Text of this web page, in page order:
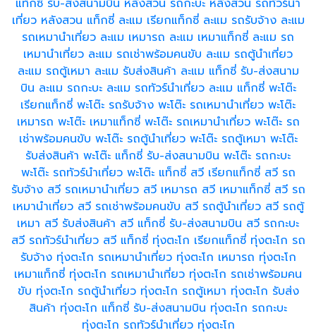
แท็กซี่ รับ-ส่งสนามบิน หลังสวน รถกะบะ หลังสวน รถทัวร์นำ
เที่ยว หลังสวน แท็กซี่ ละแม เรียกแท็กซี่ ละแม รถรับจ้าง ละแม
รถเหมานำเที่ยว ละแม เหมารถ ละแม เหมาแท็กซี่ ละแม รถ
เหมานำเที่ยว ละแม รถเช่าพร้อมคนขับ ละแม รถตู้นำเที่ยว
ละแม รถตู้เหมา ละแม รับส่งสินค้า ละแม แท็กซี่ รับ-ส่งสนาม
บิน ละแม รถกะบะ ละแม รถทัวร์นำเที่ยว ละแม แท็กซี่ พะโต๊ะ
เรียกแท็กซี่ พะโต๊ะ รถรับจ้าง พะโต๊ะ รถเหมานำเที่ยว พะโต๊ะ
เหมารถ พะโต๊ะ เหมาแท็กซี่ พะโต๊ะ รถเหมานำเที่ยว พะโต๊ะ รถ
เช่าพร้อมคนขับ พะโต๊ะ รถตู้นำเที่ยว พะโต๊ะ รถตู้เหมา พะโต๊ะ
รับส่งสินค้า พะโต๊ะ แท็กซี่ รับ-ส่งสนามบิน พะโต๊ะ รถกะบะ
พะโต๊ะ รถทัวร์นำเที่ยว พะโต๊ะ แท็กซี่ สวี เรียกแท็กซี่ สวี รถ
รับจ้าง สวี รถเหมานำเที่ยว สวี เหมารถ สวี เหมาแท็กซี่ สวี รถ
เหมานำเที่ยว สวี รถเช่าพร้อมคนขับ สวี รถตู้นำเที่ยว สวี รถตู้
เหมา สวี รับส่งสินค้า สวี แท็กซี่ รับ-ส่งสนามบิน สวี รถกะบะ
สวี รถทัวร์นำเที่ยว สวี แท็กซี่ ทุ่งตะโก เรียกแท็กซี่ ทุ่งตะโก รถ
รับจ้าง ทุ่งตะโก รถเหมานำเที่ยว ทุ่งตะโก เหมารถ ทุ่งตะโก
เหมาแท็กซี่ ทุ่งตะโก รถเหมานำเที่ยว ทุ่งตะโก รถเช่าพร้อมคน
ขับ ทุ่งตะโก รถตู้นำเที่ยว ทุ่งตะโก รถตู้เหมา ทุ่งตะโก รับส่ง
สินค้า ทุ่งตะโก แท็กซี่ รับ-ส่งสนามบิน ทุ่งตะโก รถกะบะ
ทุ่งตะโก รถทัวร์นำเที่ยว ทุ่งตะโก